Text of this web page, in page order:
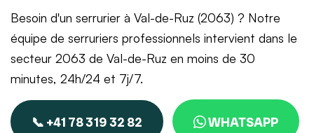
Besoin d'un serrurier à Val-de-Ruz (2063) ? Notre
équipe de serruriers professionnels intervient dans le
secteur 2063 de Val-de-Ruz en moins de 30
minutes, 24h/24 et 7j/7.
📞 +41 78 319 32 82 WHATSAPP